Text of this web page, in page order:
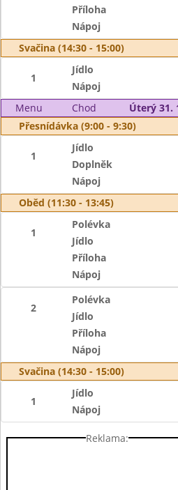
Příloha
Nápoj
Svačina (14:30 - 15:00)
1
Jídlo
Nápoj
Menu
Chod
Úterý 31.
Přesnídávka (9:00 - 9:30)
1
Jídlo
Doplněk
Nápoj
Oběd (11:30 - 13:45)
1
Polévka
Jídlo
Příloha
Nápoj
2
Polévka
Jídlo
Příloha
Nápoj
Svačina (14:30 - 15:00)
1
Jídlo
Nápoj
Reklama: